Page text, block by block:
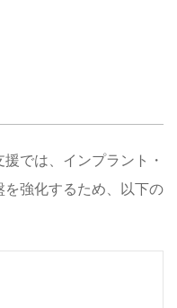
では、インプラント・
強化するため、以下の